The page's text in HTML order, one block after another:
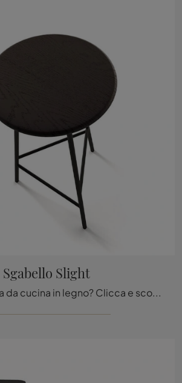
Sgabello Slight
Cerchi una sedia da cucina in legno? Clicca e scopri il modello Sgabello Slight di Arrital per completare i tuoi spazi perfettamente.